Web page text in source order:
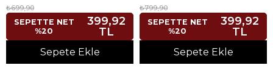
₺699,90
SEPETTE NET
%20
399,92
TL
Sepete Ekle
₺799,90
SEPETTE NET
%20
399,92
TL
Sepete Ekle